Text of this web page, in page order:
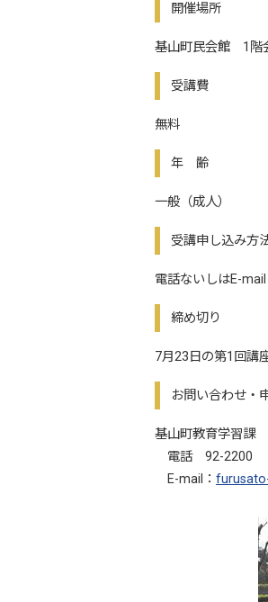
開催場所
基山町民会館 1階
受講費
無料
年 齢
一般（成人）
受講申し込み方
電話ないしはE-
締め切り
7月23日の第1回講
お問い合わせ・
基山町教育学習課
電話 92-2200
E-mail：